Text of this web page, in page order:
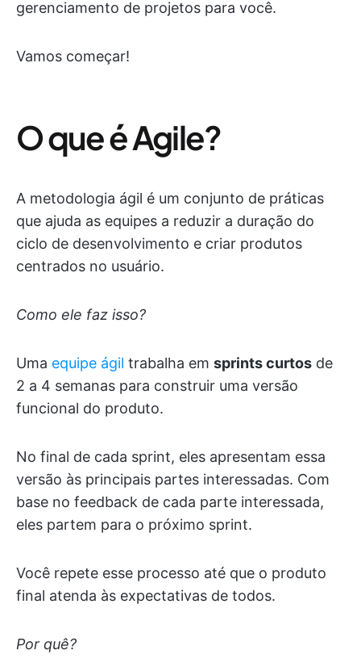
gerenciamento de projetos para você.
Vamos começar!
O que é Agile?
A metodologia ágil é um conjunto de práticas
que ajuda as equipes a reduzir a duração do
ciclo de desenvolvimento e criar produtos
centrados no usuário.
Como ele faz isso?
Uma equipe ágil trabalha em sprints curtos de
2 a 4 semanas para construir uma versão
funcional do produto.
No final de cada sprint, eles apresentam essa
versão às principais partes interessadas. Com
base no feedback de cada parte interessada,
eles partem para o próximo sprint.
Você repete esse processo até que o produto
final atenda às expectativas de todos.
Por quê?